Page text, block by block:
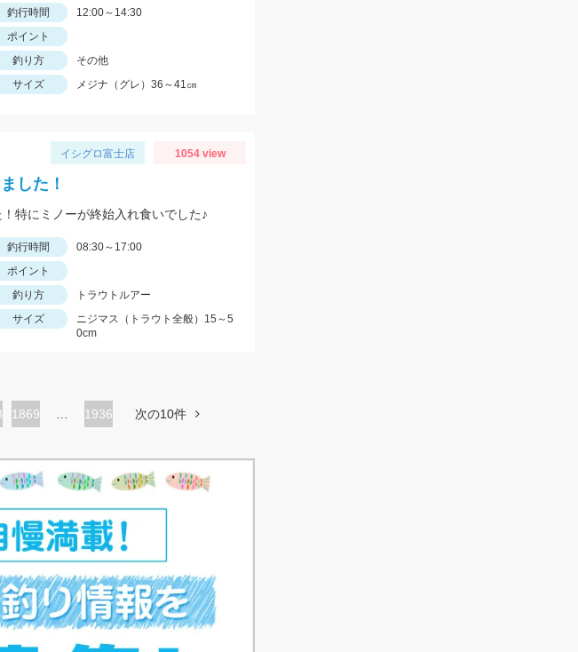
釣行時間
12:00～14:30
ポイント
釣り方
その他
サイズ メジナ（グレ）36～41㎝
イシグロ富士店 1054 view
した！
特にミノーが終始入れ食いでした♪
釣行時間
08:30～17:00
ポイント
釣り方
トラウトルアー
サイズ
ニジマス（トラウト全般）15～5
0cm
ペ
1869 1936 次の10件